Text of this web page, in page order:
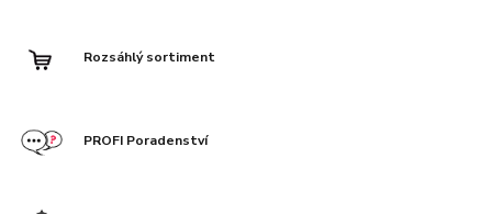
Rozsáhlý sortiment
PROFI Poradenství